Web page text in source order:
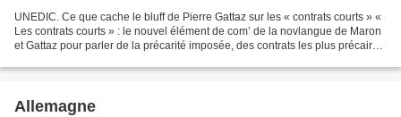
UNEDIC. Ce que cache le bluff de Pierre Gattaz sur les « contrats courts » «
Les contrats courts » : le nouvel élément de com’ de la novlangue de Maron
et Gattaz pour parler de la précarité imposée, des contrats les plus précaires
Allemagne